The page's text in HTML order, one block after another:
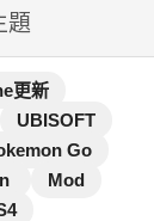
題
更新
UBISOFT
Go
Mod